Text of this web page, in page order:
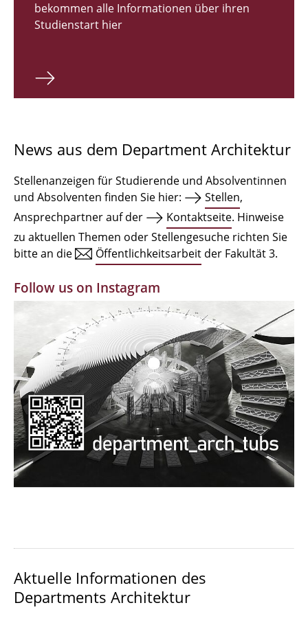
Bachelor Architektur
Master Architektur
Qualifikationsprofil
Institute
Einrichtungen
Zeichensäle
MBW | Modellbauwerkstatt
Alumni | cloud club
Dokumente und Downloads
bekommen alle Informationen über ihren
Studienstart hier
News aus dem Department Architektur
Stellenanzeigen für Studierende und Absolventinnen
und Absolventen finden Sie hier:
Stellen,
Ansprechpartner auf der
Kontaktseite. Hinweise
zu aktuellen Themen oder Stellengesuche richten Sie
bitte an die
Öffentlichkeitsarbeit der Fakultät 3.
Follow us on Instagram
Aktuelle Informationen des
Departments Architektur